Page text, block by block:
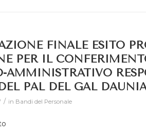
FINALE ESITO
PER IL
AMMINISTRATIVO
PAL DEL GAL
/ in Bandi del Personale